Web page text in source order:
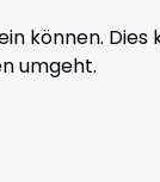
können. Dies
umgeht.